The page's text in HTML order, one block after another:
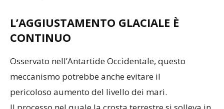
L’AGGIUSTAMENTO GLACIALE È
CONTINUO
Osservato nell’Antartide Occidentale, questo
meccanismo potrebbe anche evitare il
pericoloso aumento del livello dei mari.